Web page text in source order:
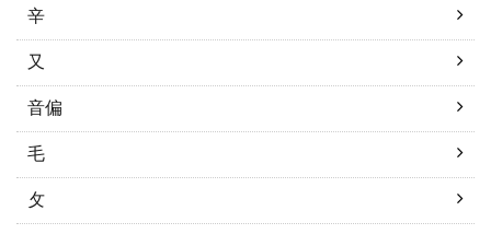
辛
又
音偏
毛
攵